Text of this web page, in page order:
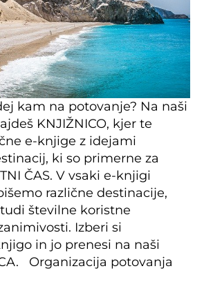
kam na potovanje? Na naši
KNJIŽNICO, kjer te
e-knjige z idejami
ki so primerne za
ČAS. V vsaki e-knjigi
različne destinacije,
številne koristne
Izberi si
in jo prenesi na naši
Organizacija potovanja